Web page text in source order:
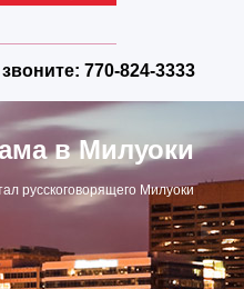
770-824-3333
в Милуоки
русскоговорящего Милуоки
▶